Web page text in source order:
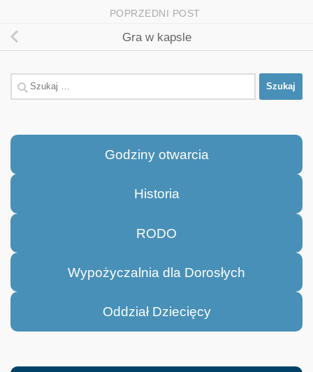
POPRZEDNI POST
Gra w kapsle
Szukaj:
Godziny otwarcia
Historia
RODO
Wypożyczalnia dla Dorosłych
Oddział Dziecięcy